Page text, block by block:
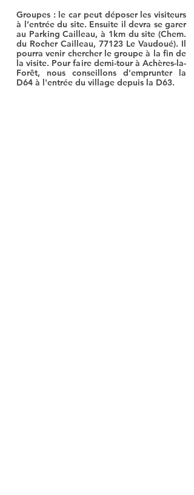
Groupes : le car peut déposer les visiteurs
à l’entrée du site. Ensuite il devra se garer
au Parking Cailleau, à 1km du site (Chem.
du Rocher Cailleau, 77123 Le Vaudoué). Il
pourra venir chercher le groupe à la fin de
la visite. Pour faire demi-tour à Achères-la-
Forêt, nous conseillons d'emprunter la
D64 à l'entrée du village depuis la D63.